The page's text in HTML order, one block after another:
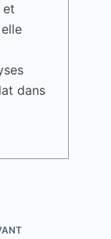
et
dans